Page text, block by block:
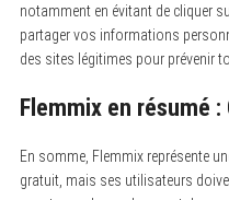
notamment en évitant de cliquer
partager vos informations
des sites légitimes pour prévenir
Flemmix en résumé
En somme, Flemmix représente
gratuit, mais ses utilisateurs